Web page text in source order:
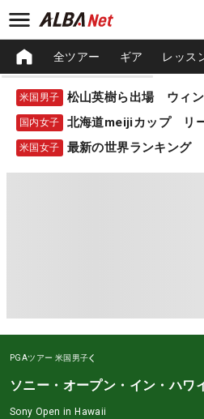
全ツアー ギア レッス
米国男子
国内女子 北海道meijiカップ リ
米国女子 最新の世界ランキング
PGAツアー 米国男子
ソニー・オープン・イン・ハワ
Sony Open in Hawaii